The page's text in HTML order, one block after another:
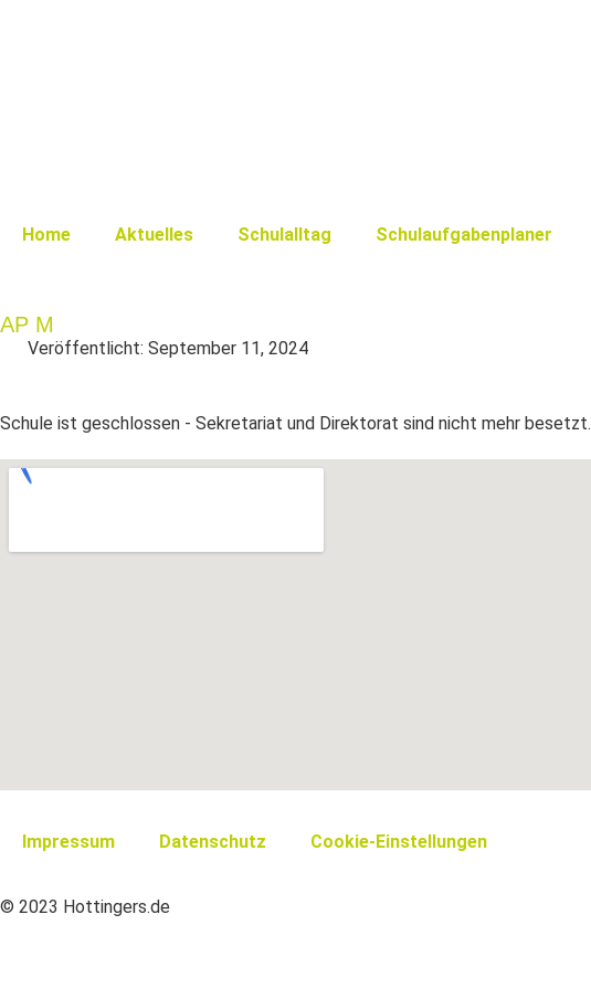
Home Aktuelles Schulalltag Schulaufgabenplaner
AP M
Veröffentlicht: September 11, 2024
Schule ist geschlossen - Sekretariat und Direktorat sind nicht mehr besetzt.
Impressum Datenschutz Cookie-Einstellungen
© 2023 Hottingers.de